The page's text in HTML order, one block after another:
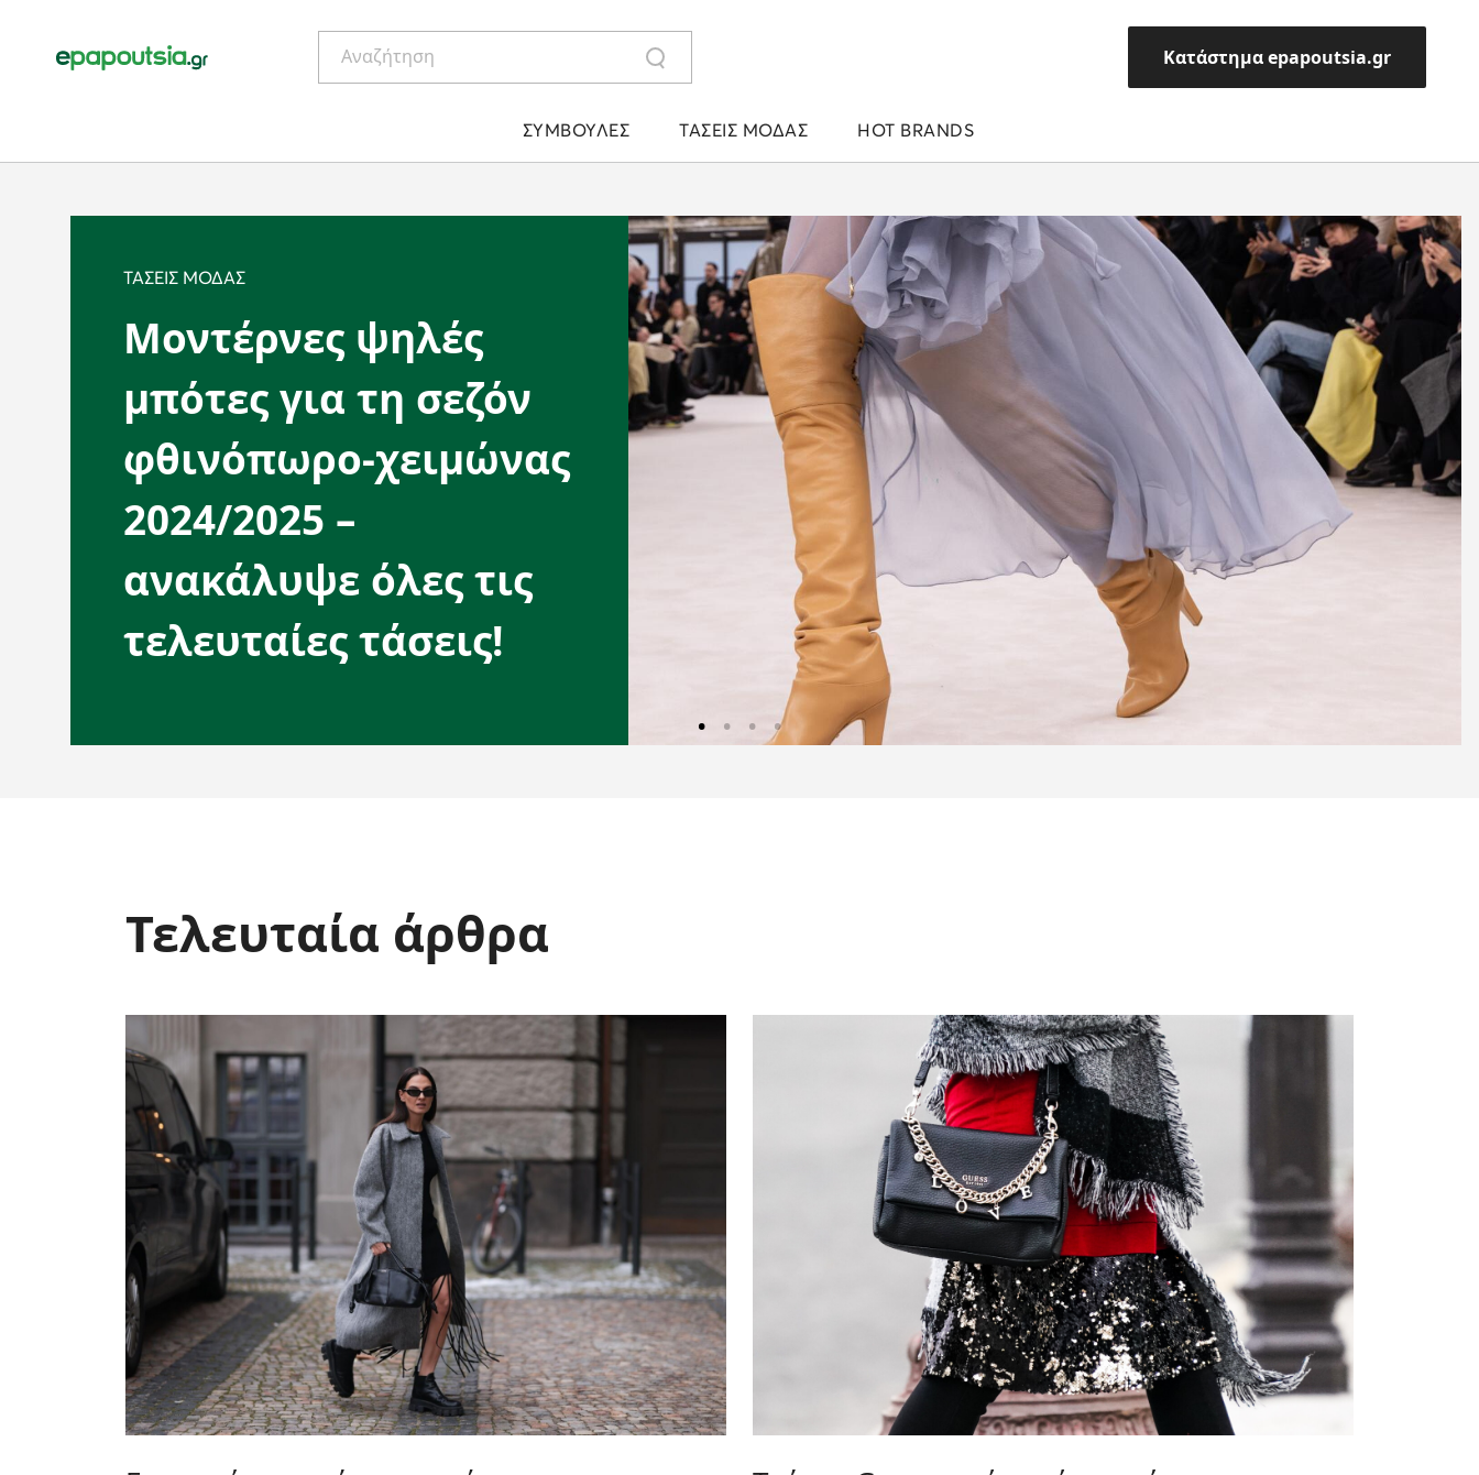
Αναζήτηση Κατάστημα epapoutsia.gr
ΣΥΜΒΟΥΛΈΣ ΤΆΣΕΙΣ ΜΌΔΑΣ HOT BRANDS
ΤΆΣΕΙΣ ΜΌΔΑΣ
Μοντέρνες ψηλές
μπότες για τη σεζόν
φθινόπωρο-χειμώνας
2024/2025 –
ανακάλυψε όλες τις
τελευταίες τάσεις!
Τελευταία άρθρα